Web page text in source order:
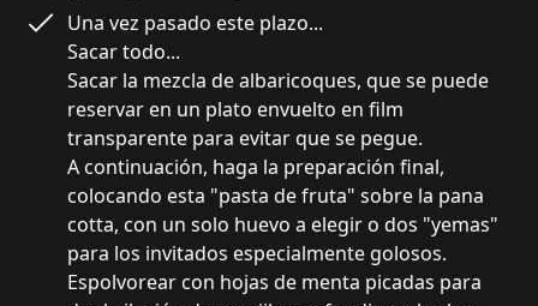
Una vez pasado este plazo...
Sacar todo...
Sacar la mezcla de albaricoques, que se puede
reservar en un plato envuelto en film
transparente para evitar que se pegue.
A continuación, haga la preparación final,
colocando esta "pasta de fruta" sobre la pana
cotta, con un solo huevo a elegir o dos "yemas"
para los invitados especialmente golosos.
Espolvorear con hojas de menta picadas para